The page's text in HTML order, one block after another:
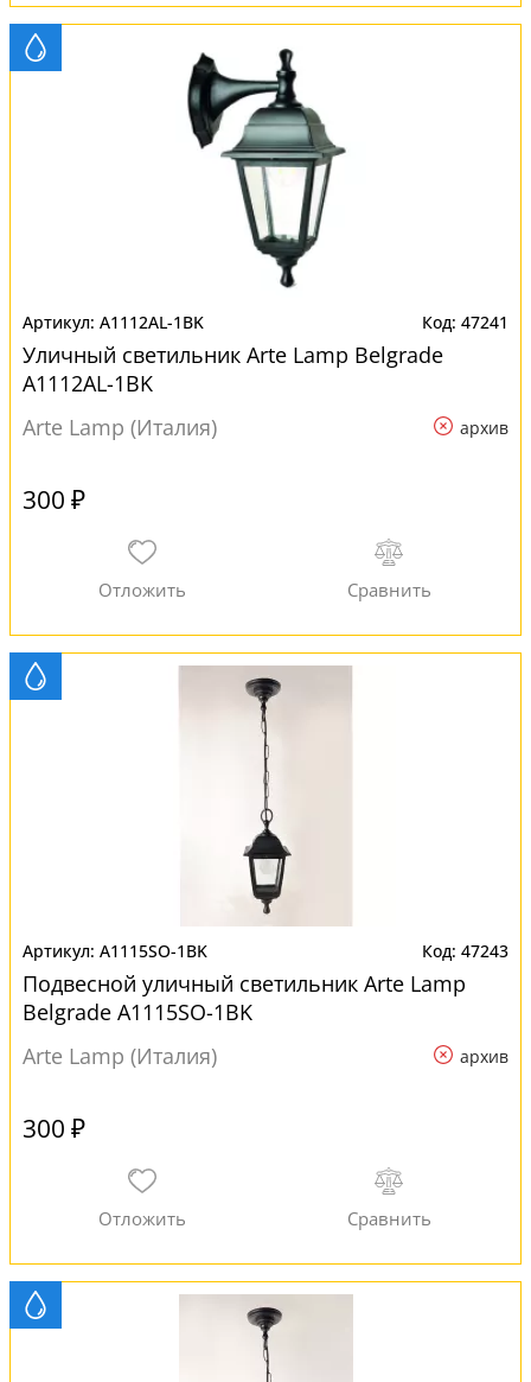
A1112AL-1BK 47241
Уличный светильник Arte Lamp Belgrade
A1112AL-1BK
Arte Lamp (Италия)
архив
300 ₽
A1115SO-1BK 47243
Подвесной уличный светильник Arte Lamp
Belgrade A1115SO-1BK
Arte Lamp (Италия)
архив
300 ₽